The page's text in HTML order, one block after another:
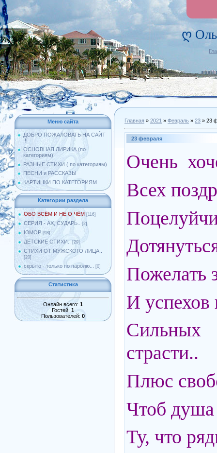
ღ
Меню сайта
ДОБРО ПОЖАЛОВАТЬ НА САЙТ
!!!
ОСНОВНАЯ ЛИРИКА (по
категориям)
РАЗНЫЕ СТИХИ ( по категориям)
ПЕСНИ и РАССКАЗЫ
КАРТИНКИ ПО КАТЕГОРИЯМ
Категории раздела
ОБО ВСЁМ И НЕ О ЧЁМ [116]
СЕРИЯ - АХ, СУДАРЬ.. [2]
ЮМОР [98]
ДЕТСКИЕ СТИХИ.. [29]
СТИХИ ОТ МУЖСКОГО ЛИЦА..
[20]
скрыто - только по паролю... [0]
Статистика
Онлайн всего: 1
Гостей: 1
Пользователей: 0
Главная » 2021 » Февраль » 23 » 23
23 февраля
Очень
Всех
Пожелать
И успехов
страсти..
Плюс
Чтоб
Ту, что